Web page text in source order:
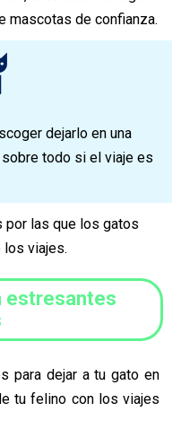
mascotas de confianza.
dejarlo en una
todo si el viaje es
por las que los gatos
los viajes.
estresantes
para dejar a tu gato en
tu felino con los viajes